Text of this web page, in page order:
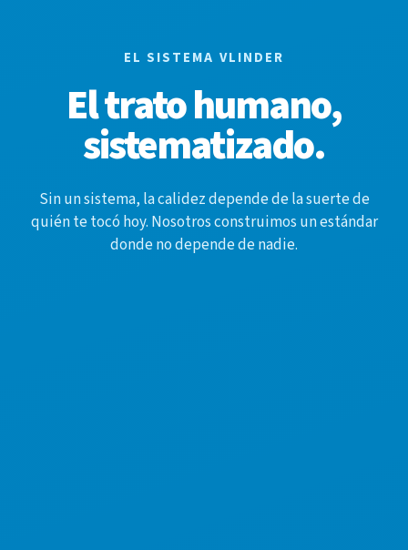
EL SISTEMA VLINDER
El trato humano,
sistematizado.
Sin un sistema, la calidez depende de la suerte de
quién te tocó hoy. Nosotros construimos un estándar
donde no depende de nadie.